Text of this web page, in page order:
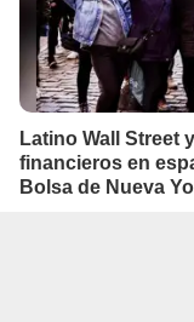
Latino Wall Street
financieros en
Bolsa de Nueva